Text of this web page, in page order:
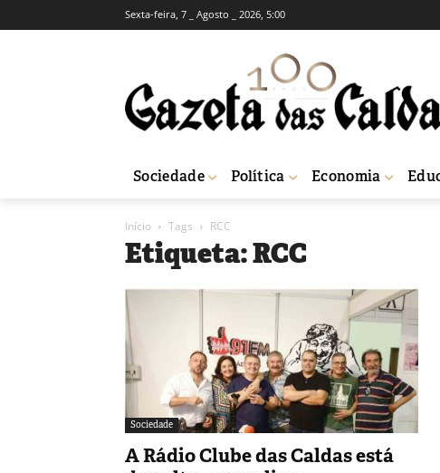
Sexta-feira, 7 _ Agosto _ 2026, 5:00
Sociedade Política Economia
Início Tags RCC
Etiqueta: RCC
Sociedade
A Rádio Clube das Caldas está